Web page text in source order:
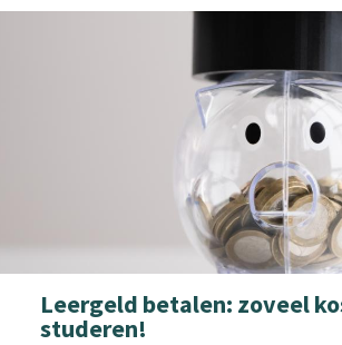
Leergeld betalen: zoveel
studeren!